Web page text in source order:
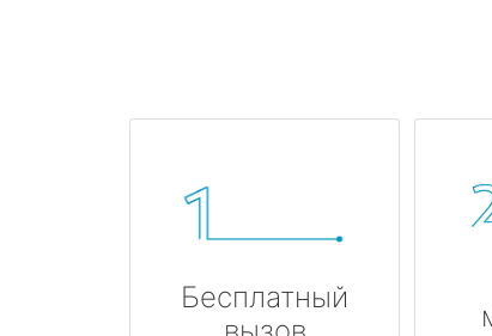
Бесплатный